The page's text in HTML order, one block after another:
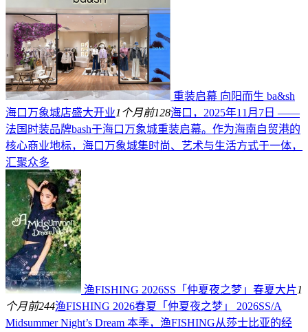
重装启幕 向阳而生 ba&sh
海口万象城店盛大开业1个月前128海口，2025年11月7日 ——
法国时装品牌bash于海口万象城重装启幕。作为海南自贸港的
核心商业地标，海口万象城集时尚、艺术与生活方式于一体，
汇聚众多
渔FISHING 2026SS「仲夏夜之梦」春夏大片1
个月前244渔FISHING 2026春夏「仲夏夜之梦」 2026SS/A
Midsummer Night’s Dream 本季，渔FISHING从莎士比亚的经